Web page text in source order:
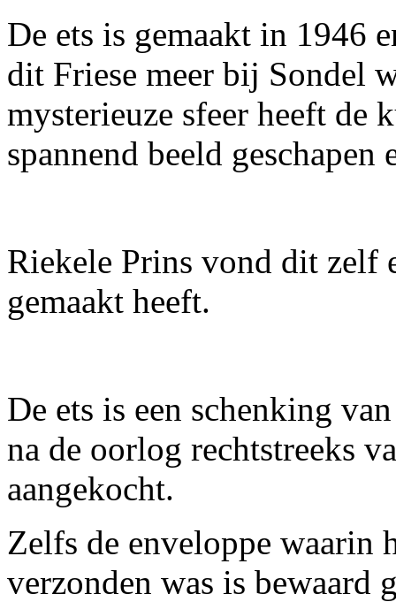
De ets is gemaakt in 1946
dit Friese meer bij Sondel
mysterieuze sfeer heeft de
spannend beeld geschapen
Riekele Prins vond dit zelf
gemaakt heeft.
De ets is een schenking
na de oorlog rechtstreeks
aangekocht.
Zelfs de enveloppe waarin
verzonden was is bewaard